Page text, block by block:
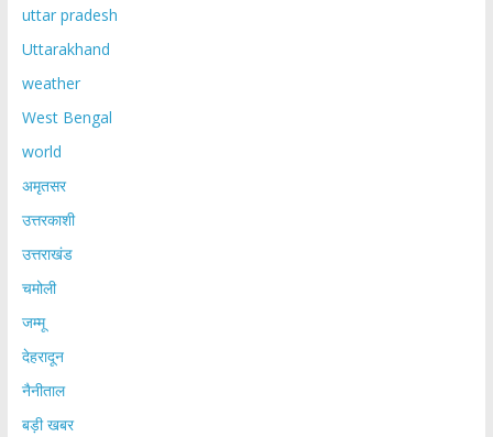
uttar pradesh
Uttarakhand
weather
West Bengal
world
अमृतसर
उत्तरकाशी
उत्तराखंड
चमोली
जम्मू
देहरादून
नैनीताल
बड़ी खबर